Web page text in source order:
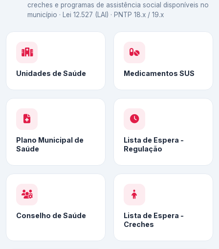
creches e programas de assistência social disponíveis no
município · Lei 12.527 (LAI) · PNTP 18.x / 19.x
Unidades de Saúde Medicamentos SUS
Plano Municipal de
Saúde
Lista de Espera -
Regulação
Conselho de Saúde
Lista de Espera -
Creches